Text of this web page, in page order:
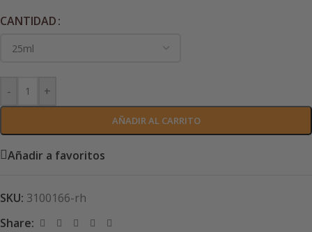
CANTIDAD
- +
AÑADIR AL CARRITO
Añadir a favoritos
SKU: 3100166-rh
Share: